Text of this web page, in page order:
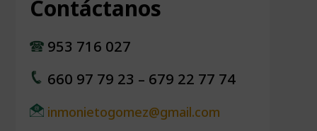
Contáctanos
953 716 027
660 97 79 23 – 679 22 77 74
inmonietogomez@gmail.com